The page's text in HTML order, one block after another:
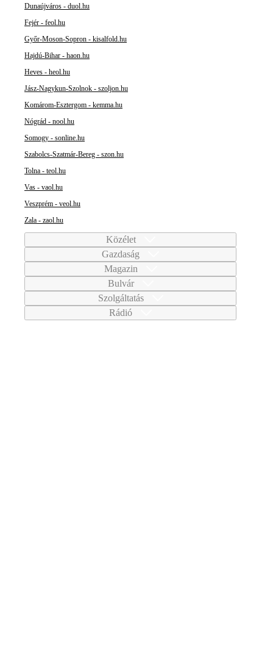
Dunaújváros - duol.hu
Fejér - feol.hu
Győr-Moson-Sopron - kisalfold.hu
Hajdú-Bihar - haon.hu
Heves - heol.hu
Jász-Nagykun-Szolnok - szoljon.hu
Komárom-Esztergom - kemma.hu
Nógrád - nool.hu
Somogy - sonline.hu
Szabolcs-Szatmár-Bereg - szon.hu
Tolna - teol.hu
Vas - vaol.hu
Veszprém - veol.hu
Zala - zaol.hu
Közélet
Gazdaság
Magazin
Bulvár
Szolgáltatás
Rádió